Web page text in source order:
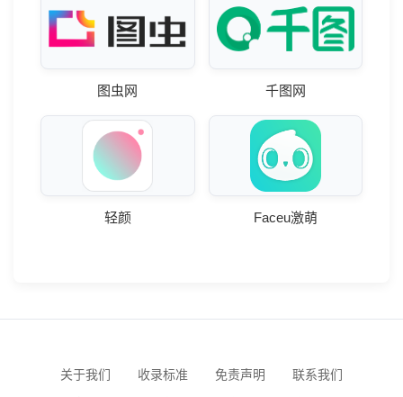
图虫网 千图网
轻颜 Faceu激萌
关于我们 收录标准 免责声明
联系我们